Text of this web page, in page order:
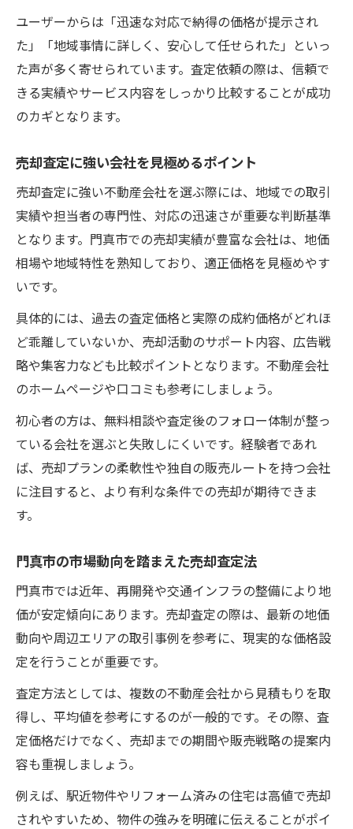
ユーザーからは「迅速な対応で納得の価格が提示され
た」「地域事情に詳しく、安心して任せられた」といっ
た声が多く寄せられています。査定依頼の際は、信頼で
きる実績やサービス内容をしっかり比較することが成功
のカギとなります。
売却査定に強い会社を見極めるポイント
売却査定に強い不動産会社を選ぶ際には、地域での取引
実績や担当者の専門性、対応の迅速さが重要な判断基準
となります。門真市での売却実績が豊富な会社は、地価
相場や地域特性を熟知しており、適正価格を見極めやす
いです。
具体的には、過去の査定価格と実際の成約価格がどれほ
ど乖離していないか、売却活動のサポート内容、広告戦
略や集客力なども比較ポイントとなります。不動産会社
のホームページや口コミも参考にしましょう。
初心者の方は、無料相談や査定後のフォロー体制が整っ
ている会社を選ぶと失敗しにくいです。経験者であれ
ば、売却プランの柔軟性や独自の販売ルートを持つ会社
に注目すると、より有利な条件での売却が期待できま
す。
門真市の市場動向を踏まえた売却査定法
門真市では近年、再開発や交通インフラの整備により地
価が安定傾向にあります。売却査定の際は、最新の地価
動向や周辺エリアの取引事例を参考に、現実的な価格設
定を行うことが重要です。
査定方法としては、複数の不動産会社から見積もりを取
得し、平均値を参考にするのが一般的です。その際、査
定価格だけでなく、売却までの期間や販売戦略の提案内
容も重視しましょう。
例えば、駅近物件やリフォーム済みの住宅は高値で売却
されやすいため、物件の強みを明確に伝えることがポイ